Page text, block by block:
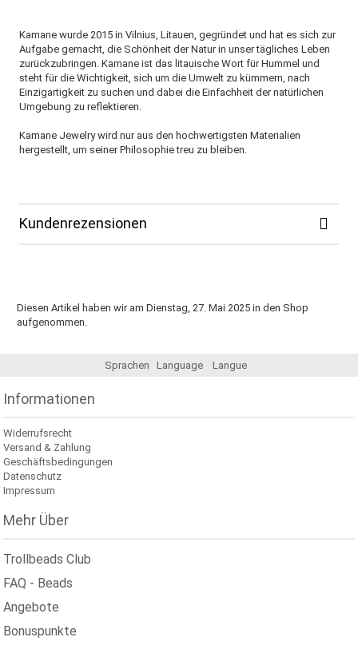
Kamane wurde 2015 in Vilnius, Litauen, gegründet und hat es sich zur
Aufgabe gemacht, die Schönheit der Natur in unser tägliches Leben
zurückzubringen. Kamane ist das litauische Wort für Hummel und
steht für die Wichtigkeit, sich um die Umwelt zu kümmern, nach
Einzigartigkeit zu suchen und dabei die Einfachheit der natürlichen
Umgebung zu reflektieren.
Kamane Jewelry wird nur aus den hochwertigsten Materialien
hergestellt, um seiner Philosophie treu zu bleiben.
Kundenrezensionen
Diesen Artikel haben wir am Dienstag, 27. Mai 2025 in den Shop
aufgenommen.
Sprachen Language Langue
Informationen
Widerrufsrecht
Versand & Zahlung
Geschäftsbedingungen
Datenschutz
Impressum
Mehr Über
Trollbeads Club
FAQ - Beads
Angebote
Bonuspunkte